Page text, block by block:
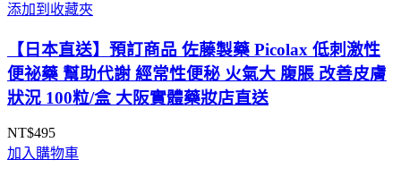
瓶
強
版
大
實
體
添加到收藏夾
【日本直送】預訂商品 佐藤製藥 Picolax 低刺激性
便祕藥 幫助代謝 經常性便秘 火氣大 腹脹 改善皮膚
狀況 100粒/盒 大阪實體藥妝店直送
NT$495
加入購物車